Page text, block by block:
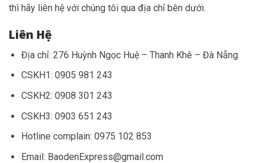
thì hãy liên hệ với chúng tôi qua địa chỉ bên dưới.
Liên Hệ
Địa chỉ: 276 Huỳnh Ngọc Huệ – Thanh Khê – Đà Nẵng
CSKH1: 0905 981 243
CSKH2: 0908 301 243
CSKH3: 0903 651 243
Hotline complain: 0975 102 853
Email: BaodenExpress@gmail.com